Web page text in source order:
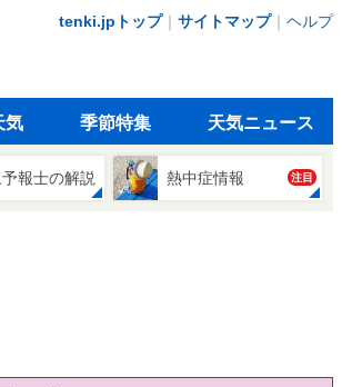
tenki.jpトップ｜ サイトマップ｜ ヘルプ
気 季節特集 天気ニュース
報士の解説 熱中症情報 注目